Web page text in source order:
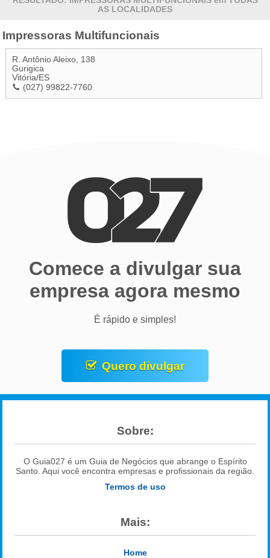
AS LOCALIDADES
Impressoras Multifuncionais
R. Antônio Aleixo, 138
Gurigica
Vitória/ES
(027) 99822-7760
Comece a divulgar sua
empresa agora mesmo
É rápido e simples!
Quero divulgar
Sobre:
O Guia027 é um Guia de Negócios que abrange o Espírito
Santo. Aqui você encontra empresas e profissionais da região.
Termos de uso
Mais:
Home